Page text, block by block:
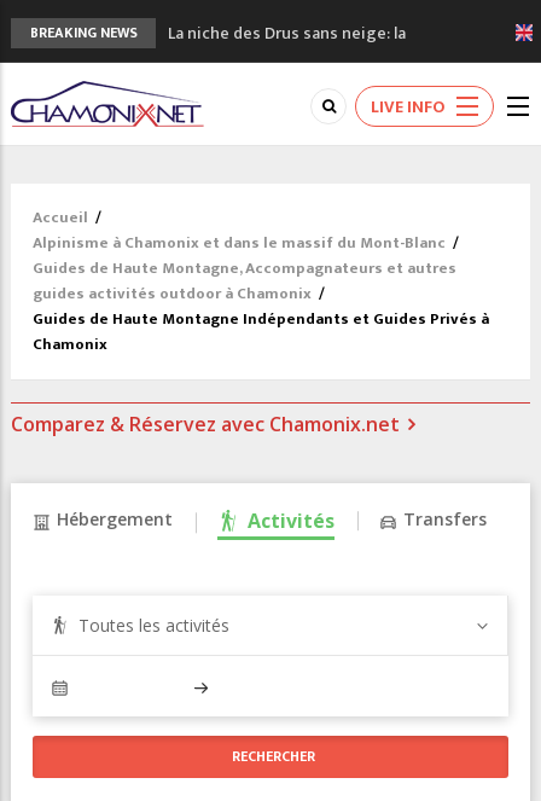
BREAKING NEWS
La niche des Drus sans neige: la
sécheresse en haute montagne
3 bonnes raisons pour visiter le nouveau
Musée du Mont-Blanc
Accidents en montagne: 3 personnes sont
à pied à Chamonix
3eme Chamonix Vallée Classics Festival
LIVE INFO
Accueil /
Alpinisme à Chamonix et dans le massif du Mont-Blanc /
Guides de Haute Montagne, Accompagnateurs et autres
guides activités outdoor à Chamonix /
Guides de Haute Montagne Indépendants et Guides Privés à
Chamonix
Comparez & Réservez avec Chamonix.net
Hébergement Activités Transfers
Toutes les activités